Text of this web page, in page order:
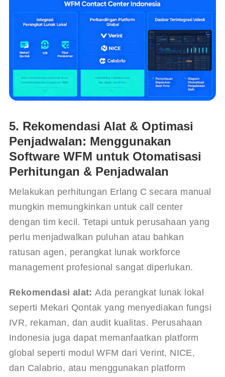
5. Rekomendasi Alat & Optimasi
Penjadwalan: Menggunakan
Software WFM untuk Otomatisasi
Perhitungan & Penjadwalan
Melakukan perhitungan Erlang C secara manual
mungkin memungkinkan untuk call center
dengan tim kecil. Tetapi untuk perusahaan yang
perlu menjadwalkan puluhan atau bahkan
ratusan agen, perangkat lunak workforce
management profesional sangat diperlukan.
Rekomendasi alat: Ada perangkat lunak lokal
seperti Mekari Qontak yang menyediakan fungsi
IVR, rekaman, dan audit kualitas. Perusahaan
Indonesia juga dapat memanfaatkan platform
global seperti modul WFM dari Verint, NICE,
dan Calabrio, atau menggunakan platform